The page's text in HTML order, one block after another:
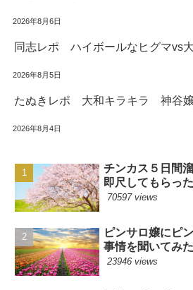
2026年8月6日
同志レポ ハイボールなヒグマvs
2026年8月5日
たぬきレポ 大和キラキラ 神谷
2026年8月4日
チンカス５日間
即尺してもらった
70597 views
ピンサロ嬢にピ
事情を聞いてみ
23946 views